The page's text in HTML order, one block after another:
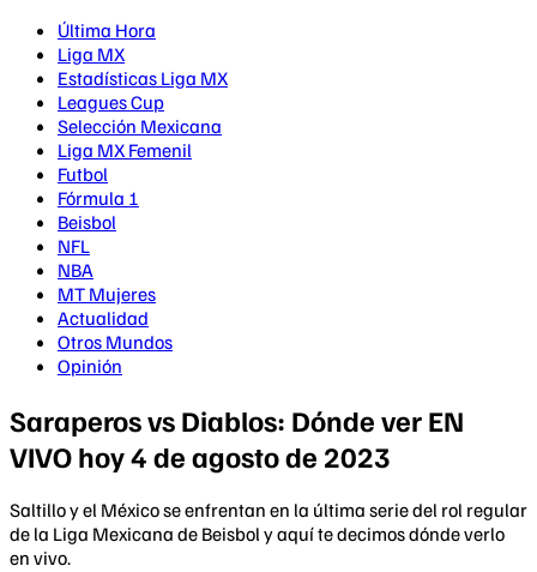
Última Hora
Liga MX
Estadísticas Liga MX
Leagues Cup
Selección Mexicana
Liga MX Femenil
Futbol
Fórmula 1
Beisbol
NFL
NBA
MT Mujeres
Actualidad
Otros Mundos
Opinión
Saraperos vs Diablos: Dónde ver EN
VIVO hoy 4 de agosto de 2023
Saltillo y el México se enfrentan en la última serie del rol regular
de la Liga Mexicana de Beisbol y aquí te decimos dónde verlo
en vivo.